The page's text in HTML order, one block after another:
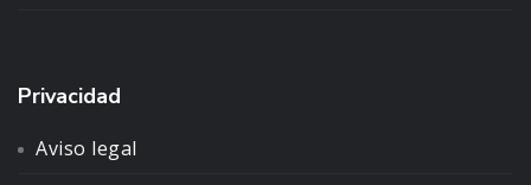
Privacidad
Aviso legal